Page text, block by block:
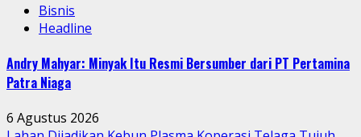
Bisnis
Headline
Andry Mahyar: Minyak Itu Resmi Bersumber dari PT Pertamina
Patra Niaga
6 Agustus 2026